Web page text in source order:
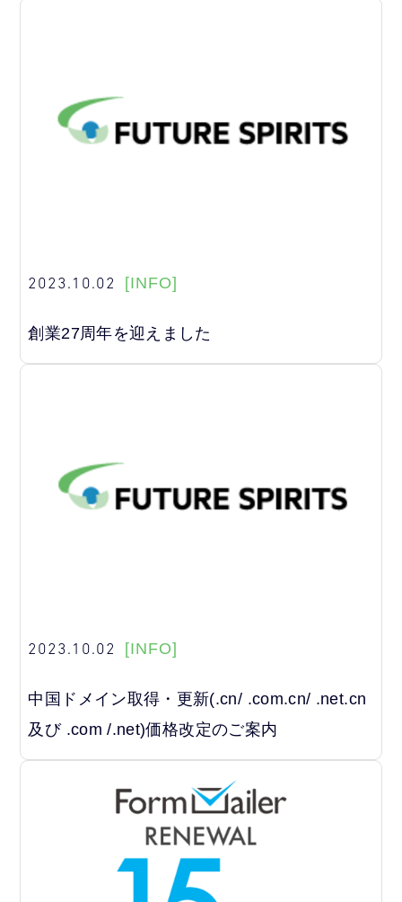
2023.10.02 [INFO]
創業27周年を迎えました
2023.10.02 [INFO]
中国ドメイン取得・更新(.cn/ .com.cn/ .net.cn
及び .com /.net)価格改定のご案内